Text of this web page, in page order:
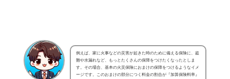
例えば、家に火事などの災害が起きた時のために備える保険に、盗
難や水漏れなど、もっとたくさんの保障をつけたくなったとしま
す。その場合、基本の火災保険におまけの保障をつけるようなイメ
ージです。このおまけの部分につく料金の割合が『加算保険料率』